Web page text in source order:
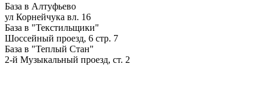
База в Алтуфьево
ул Корнейчука вл. 16
База в "Текстильщики"
Шоссейный проезд, 6 стр. 7
База в "Теплый Стан"
2-й Музыкальный проезд, ст. 2